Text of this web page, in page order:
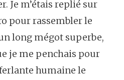
Je m’étais replié sur
pourrassemblerle
long mégot superbe,
je me penchais pour
humaine le